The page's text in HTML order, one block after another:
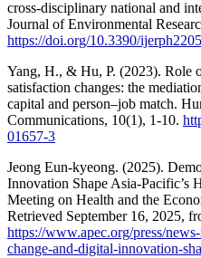
cross-disciplinary national and
Journal of Environmental
https://doi.org/10.3390/
Yang, H., & Hu, P. (2023). Role
satisfaction changes: the
capital and person‒job match.
Communications, 10(1), 1-10.
01657-3
Jeong Eun-kyeong. (2025).
Innovation Shape Asia-Pacific’s
Meeting on Health and the
Retrieved September 16, 2025,
https://www.apec.org/press/
change-and-digital-innovation-